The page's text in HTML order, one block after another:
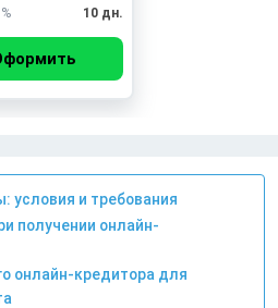
10 дн.
условия и требования
получении онлайн-
онлайн-кредитора для